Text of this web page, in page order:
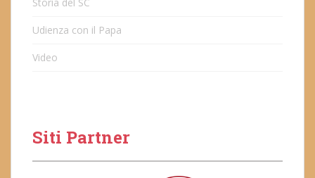
Udienza con il Papa
Video
Siti Partner